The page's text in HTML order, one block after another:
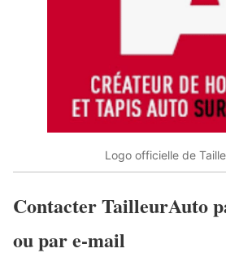
Logo officielle de
Contacter TailleurAuto
ou par e-mail